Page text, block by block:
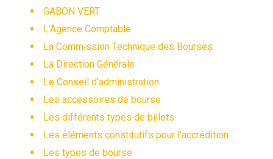
GABON VERT
L’Agence Comptable
La Commission Technique des Bourses
La Direction Générale
Le Conseil d’administration
Les accessoires de bourse
Les différents types de billets
Les éléments constitutifs pour l’accrédition
Les types de bourse